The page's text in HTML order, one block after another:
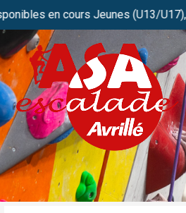
cours Jeunes (U13/U17),
Passer
au
contenu
ASA Escalade
Club de grimpe FFME d’Avrillé /